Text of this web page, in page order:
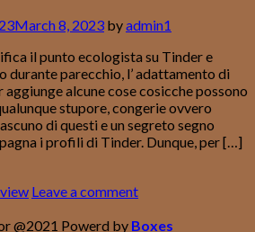
March 8, 2023 byadmin1
il punto ecologista su Tinder e
durante parecchio, l’ adattamento di
alcune cose cosicche possono
stupore, congerie ovvero
di questi e un segreto segno
i profili di Tinder. Dunque, per […]
Leave a comment
@2021 Powerd by Boxes